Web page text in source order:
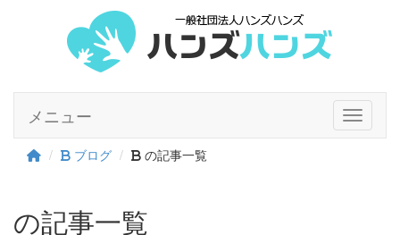
Toggle
メニュー
ブログ の記事一覧
の記事一覧